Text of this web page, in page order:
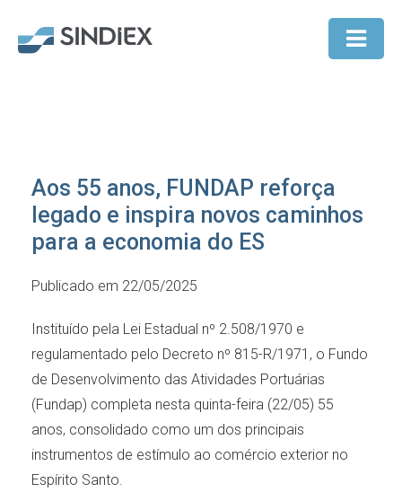
Aos 55 anos, FUNDAP reforça
legado e inspira novos caminhos
para a economia do ES
Publicado em 22/05/2025
Instituído pela Lei Estadual nº 2.508/1970 e
regulamentado pelo Decreto nº 815-R/1971, o Fundo
de Desenvolvimento das Atividades Portuárias
(Fundap) completa nesta quinta-feira (22/05) 55
anos, consolidado como um dos principais
instrumentos de estímulo ao comércio exterior no
Espírito Santo.